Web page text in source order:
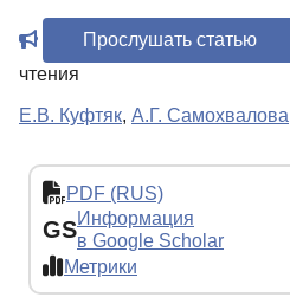
Прослушать статью
чтения
Е.В. Куфтяк, А.Г. Самохвалова
PDF (RUS)
GSИнформация
в Google Scholar
Метрики